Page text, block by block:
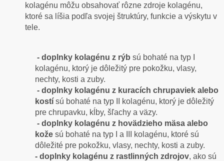
kolagénu môžu obsahovať rôzne zdroje kolagénu,
ktoré sa líšia podľa svojej štruktúry, funkcie a výskytu v
tele.
- doplnky kolagénu z rýb sú bohaté na typ I
kolagénu, ktorý je dôležitý pre pokožku, vlasy,
nechty, kosti a zuby.
- doplnky kolagénu z kuracích chrupaviek alebo
kostí sú bohaté na typ II kolagénu, ktorý je dôležitý
pre chrupavku, kĺby, šľachy a väzy.
- doplnky kolagénu z hovädzieho mäsa alebo
kože sú bohaté na typ I a III kolagénu, ktoré sú
dôležité pre pokožku, vlasy, nechty, kosti a zuby.
- doplnky kolagénu z rastlinných zdrojov, ako sú